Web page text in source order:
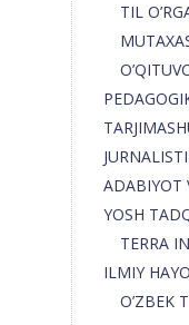
TIL
ADABIYOT
YOSH
TERRA
ILMIY
O’ZBEK